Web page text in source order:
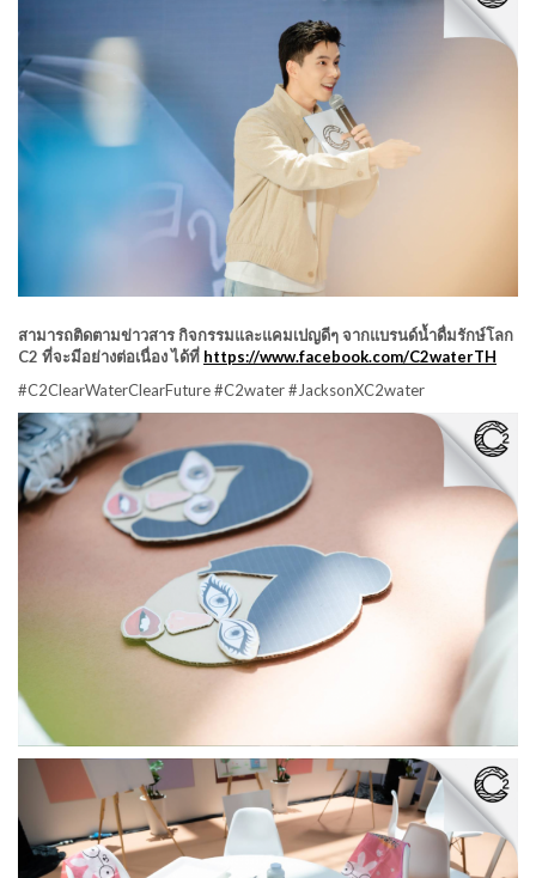
สามารถติดตามข่าวสาร กิจกรรมและแคมเปญดีๆ จากแบรนด์น้ำดื่มรักษ์โลก
C2 ที่จะมีอย่างต่อเนื่อง ได้ที่ https://www.facebook.com/C2waterTH
#C2ClearWaterClearFuture #C2water #JacksonXC2water